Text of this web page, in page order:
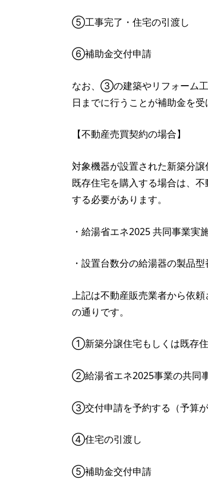
⑤工事完了・住宅の引渡し
⑥補助金交付申請
なお、③の建築やリフォーム
日までに行うことが補助金を受
【不動産売買契約の場合】
対象機器が設置された新築分
既存住宅を購入する場合は、
する必要があります。
・給湯省エネ2025 共同事業実
・設置台数分の給湯器の製品
上記は不動産販売業者から依
の通りです。
①新築分譲住宅もしくは既存
②給湯省エネ2025事業の共同
③交付申請を予約する（予算が
④住宅の引渡し
⑤補助金交付申請